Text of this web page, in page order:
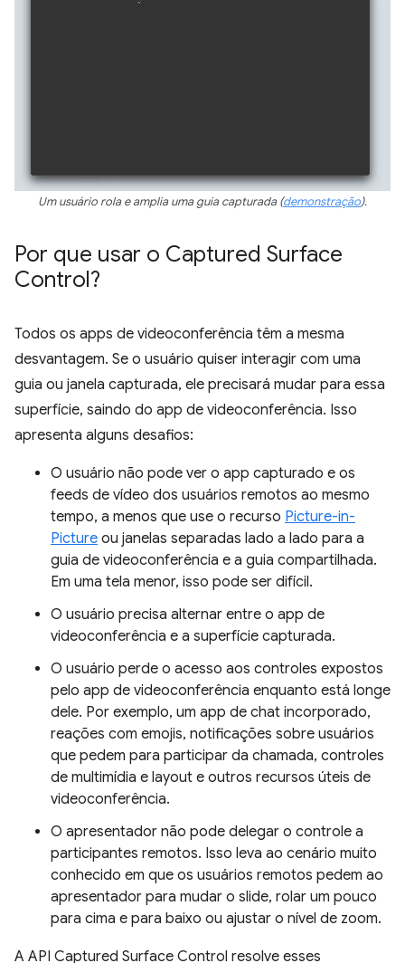
Um usuário rola e amplia uma guia capturada (demonstração).
Por que usar o Captured Surface
Control?
Todos os apps de videoconferência têm a mesma
desvantagem. Se o usuário quiser interagir com uma
guia ou janela capturada, ele precisará mudar para essa
superfície, saindo do app de videoconferência. Isso
apresenta alguns desafios:
O usuário não pode ver o app capturado e os
feeds de vídeo dos usuários remotos ao mesmo
tempo, a menos que use o recurso Picture-in-
Picture ou janelas separadas lado a lado para a
guia de videoconferência e a guia compartilhada.
Em uma tela menor, isso pode ser difícil.
O usuário precisa alternar entre o app de
videoconferência e a superfície capturada.
O usuário perde o acesso aos controles expostos
pelo app de videoconferência enquanto está longe
dele. Por exemplo, um app de chat incorporado,
reações com emojis, notificações sobre usuários
que pedem para participar da chamada, controles
de multimídia e layout e outros recursos úteis de
videoconferência.
O apresentador não pode delegar o controle a
participantes remotos. Isso leva ao cenário muito
conhecido em que os usuários remotos pedem ao
apresentador para mudar o slide, rolar um pouco
para cima e para baixo ou ajustar o nível de zoom.
A API Captured Surface Control resolve esses